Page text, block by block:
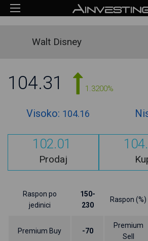
Walt Disney
104.31 1.3200%
Visoko: 104.16
102.01
Prodaj
Raspon po
jedinici
150-
230
Raspon (%)
Premium Buy -70
Premium
Sell